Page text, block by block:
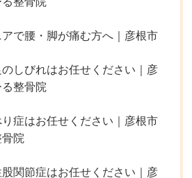
で腰・脚が痛む方へ｜彦根市
しびれはお任せください｜彦
整骨院
症はお任せください｜彦根市
院
関節症はお任せください｜彦